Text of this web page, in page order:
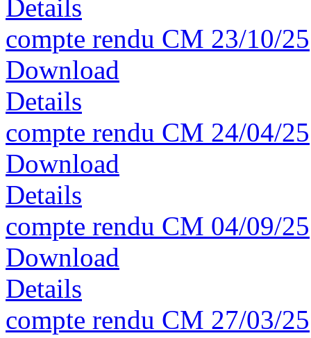
Details
compte rendu CM 23/10/25
Download
Details
compte rendu CM 24/04/25
Download
Details
compte rendu CM 04/09/25
Download
Details
compte rendu CM 27/03/25